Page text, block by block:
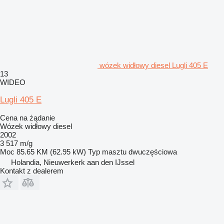
wózek widłowy diesel Lugli 405 E
13
WIDEO
Lugli 405 E
Cena na żądanie
Wózek widłowy diesel
2002
3 517 m/g
Moc 85.65 KM (62.95 kW) Typ masztu dwuczęściowa
Holandia, Nieuwerkerk aan den IJssel
Kontakt z dealerem